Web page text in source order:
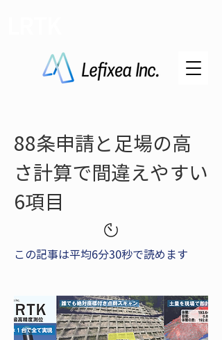
88条申請と足場の高
さ計算で間違えやすい
6項目
この記事は平均6分30秒で読めます